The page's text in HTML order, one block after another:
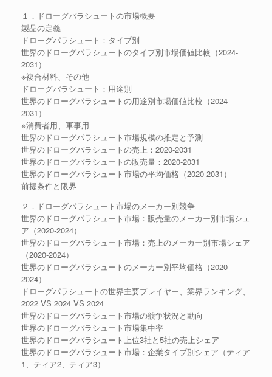
１．ドローグパラシュートの市場概要
製品の定義
ドローグパラシュート：タイプ別
世界のドローグパラシュートのタイプ別市場価値比較（2024-
2031）
※複合材料、その他
ドローグパラシュート：用途別
世界のドローグパラシュートの用途別市場価値比較（2024-
2031）
※消費者用、軍事用
世界のドローグパラシュート市場規模の推定と予測
世界のドローグパラシュートの売上：2020-2031
世界のドローグパラシュートの販売量：2020-2031
世界のドローグパラシュート市場の平均価格（2020-2031）
前提条件と限界
２．ドローグパラシュート市場のメーカー別競争
世界のドローグパラシュート市場：販売量のメーカー別市場シェ
ア（2020-2024）
世界のドローグパラシュート市場：売上のメーカー別市場シェア
（2020-2024）
世界のドローグパラシュートのメーカー別平均価格（2020-
2024）
ドローグパラシュートの世界主要プレイヤー、業界ランキング、
2022 VS 2024 VS 2024
世界のドローグパラシュート市場の競争状況と動向
世界のドローグパラシュート市場集中率
世界のドローグパラシュート上位3社と5社の売上シェア
世界のドローグパラシュート市場：企業タイプ別シェア（ティア
1、ティア2、ティア3）